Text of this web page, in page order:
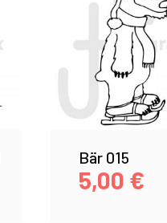
Bär 015
5,00 €